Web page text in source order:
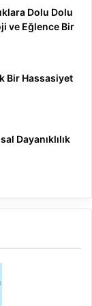
Dolu Dolu
ve Eğlence Bir
Bir Hassasiyet
Dayanıklılık